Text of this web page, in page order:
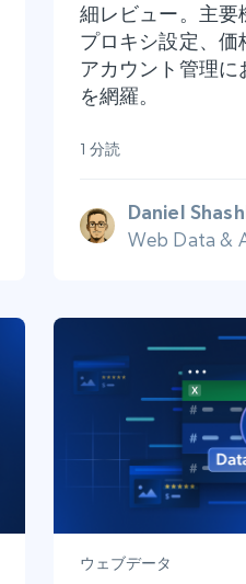
細レビュー。主
プロキシ設定、
アカウント管理に
を網羅。
1 分読
Daniel
Web Data &
ウェブデータ